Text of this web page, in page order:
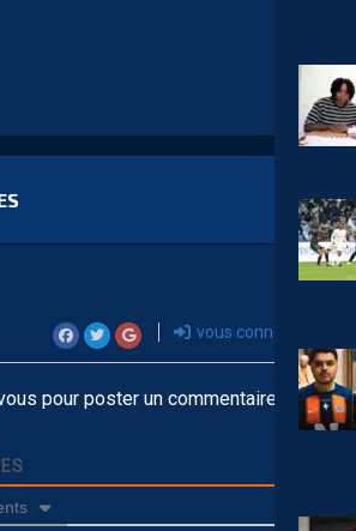
vous connecter
pour poster un commentaire